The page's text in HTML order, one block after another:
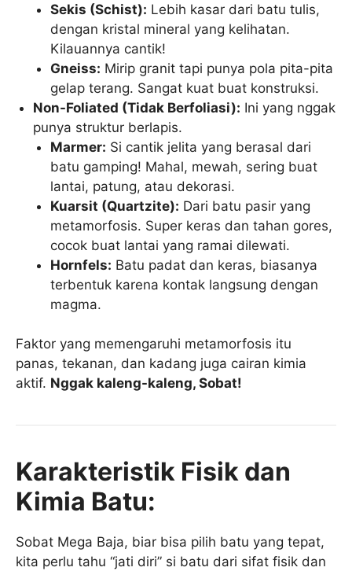
Sekis (Schist): Lebih kasar dari batu tulis,
dengan kristal mineral yang kelihatan.
Kilauannya cantik!
Gneiss: Mirip granit tapi punya pola pita-pita
gelap terang. Sangat kuat buat konstruksi.
Non-Foliated (Tidak Berfoliasi): Ini yang nggak
punya struktur berlapis.
Marmer: Si cantik jelita yang berasal dari
batu gamping! Mahal, mewah, sering buat
lantai, patung, atau dekorasi.
Kuarsit (Quartzite): Dari batu pasir yang
metamorfosis. Super keras dan tahan gores,
cocok buat lantai yang ramai dilewati.
Hornfels: Batu padat dan keras, biasanya
terbentuk karena kontak langsung dengan
magma.
Faktor yang memengaruhi metamorfosis itu
panas, tekanan, dan kadang juga cairan kimia
aktif. Nggak kaleng-kaleng, Sobat!
Karakteristik Fisik dan
Kimia Batu:
Sobat Mega Baja, biar bisa pilih batu yang tepat,
kita perlu tahu “jati diri” si batu dari sifat fisik dan